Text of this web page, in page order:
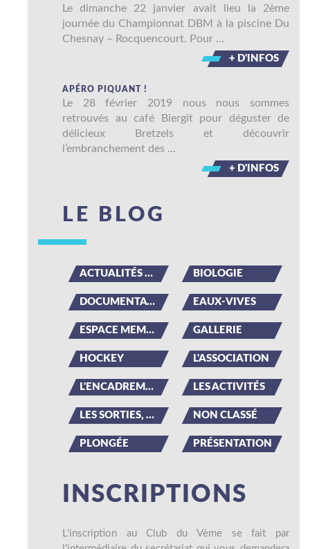
Le dimanche 22 janvier avait lieu la 2ème
journée du Championnat DBM à la piscine Du
Chesnay – Rocquencourt. Pour …
+ D'INFOS
APÉRO PIQUANT !
Le 28 février 2019 nous nous sommes
retrouvés au café Biergit pour déguster de
délicieux Bretzels et découvrir
l’embranchement des …
+ D'INFOS
LE BLOG
ACTUALITÉS DU CLUB BIOLOGIE
DOCUMENTATION EAUX-VIVES
ESPACE MEMBRE GALLERIE
HOCKEY L'ASSOCIATION
L'ENCADREMENT LES ACTIVITÉS
LES SORTIES, LES ÉVÉNEMENTS NON CLASSÉ
PLONGÉE PRÉSENTATION
INSCRIPTIONS
L'inscription au Club du Vème se fait par